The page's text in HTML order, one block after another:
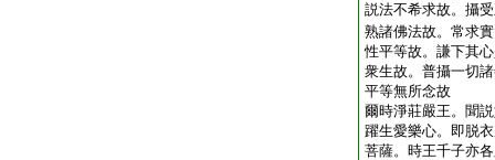
説法不希求故。攝
熟諸佛法故。常求
性平等故。謙下其
衆生故。普攝一切
平等無所念故
爾時淨莊嚴王。聞
躍生愛樂心。即脱
菩薩。時王千子亦